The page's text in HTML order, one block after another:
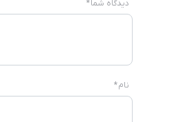
دیدگاه شما*
نام*